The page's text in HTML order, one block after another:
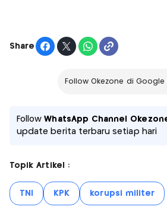
Share
Follow Okezone di Google
FollowWhatsApp Channel
update berita terbaru setiap hari
Topik Artikel :
TNI KPK korupsi militer